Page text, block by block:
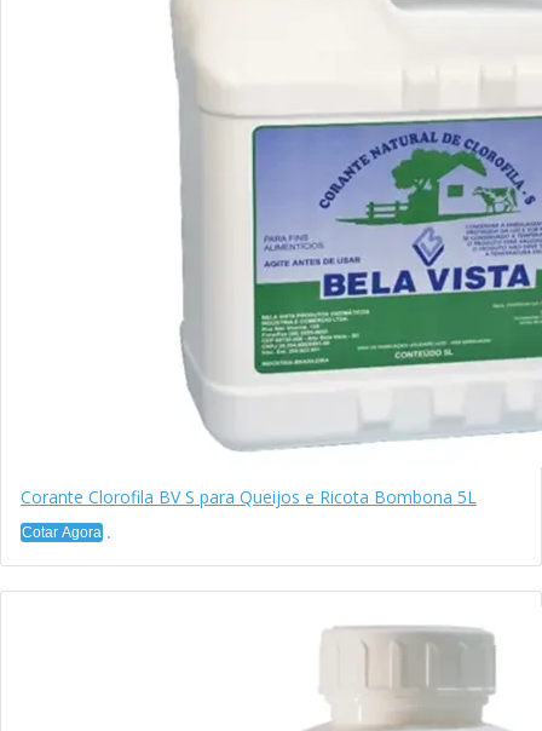
Corante Clorofila BV S para Queijos e Ricota Bombona 5L
Cotar Agora